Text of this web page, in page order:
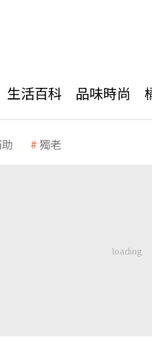
生活百科 品味時尚
獨老